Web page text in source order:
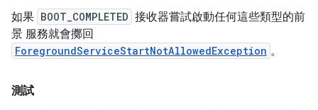
如果 BOOT_COMPLETED 接收器嘗試啟動任何這些類型的前
景 服務就會擲回
ForegroundServiceStartNotAllowedException 。
測試